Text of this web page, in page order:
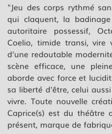
"Jeu des corps rythmé
qui claquent, la
autoritaire possessif,
Coelio, timide transi,
d'une redoutable
scène efficace, une
aborde avec force et
sa liberté d'être, celui
vivre. Toute nouvelle
Caprice(s) est du théâtre
présent, marque de